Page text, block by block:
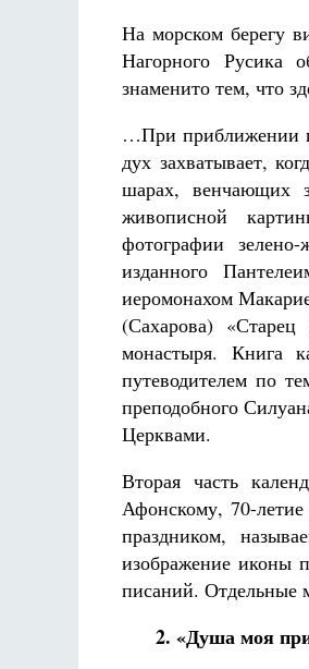
На морском берегу
Нагорного Русика
знаменито тем, что
…При приближении
дух захватывает,
шарах, венчающих
живописной
фотографии
изданного
иеромонахом
(Сахарова)
монастыря. Книга
путеводителем по
преподобного
Церквами.
Вторая часть
Афонскому, 70-
праздником,
изображение иконы
писаний. Отдельные
2. «Душа моя